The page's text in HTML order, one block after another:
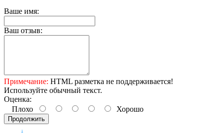
Ваше имя:
Ваш отзыв:
Примечание: HTML разметка не поддерживается!
Используйте обычный текст.
Оценка:
Плохо
Хорошо
Продолжить